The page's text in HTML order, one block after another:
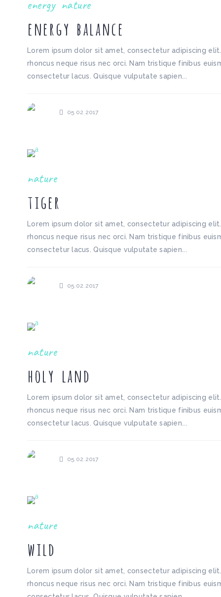
energy nature
energy balance
Lorem ipsum dolor sit amet, consectetur adipiscing
rhoncus neque risus nec orci. Nam tristique finibus
consectetur lacus. Quisque vulputate sapien...
05.02.2017
nature
tiger
Lorem ipsum dolor sit amet, consectetur adipiscing
rhoncus neque risus nec orci. Nam tristique finibus
consectetur lacus. Quisque vulputate sapien...
05.02.2017
nature
holy land
Lorem ipsum dolor sit amet, consectetur adipiscing
rhoncus neque risus nec orci. Nam tristique finibus
consectetur lacus. Quisque vulputate sapien...
05.02.2017
nature
wild
Lorem ipsum dolor sit amet, consectetur adipiscing
rhoncus neque risus nec orci. Nam tristique finibus